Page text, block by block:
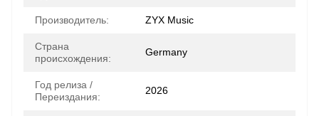
Производитель: ZYX Music
Страна
происхождения:
Germany
Год релиза /
Переиздания:
2026